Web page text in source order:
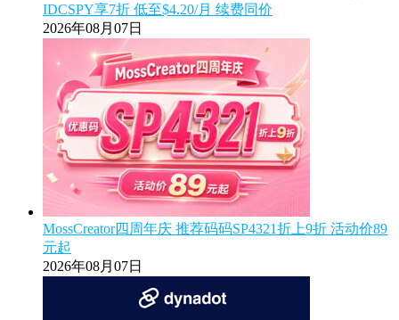
IDCSPY享7折 低至$4.20/月 续费同价
2026年08月07日
MossCreator四周年庆 推荐码码SP4321折上9折 活动价89
元起
2026年08月07日